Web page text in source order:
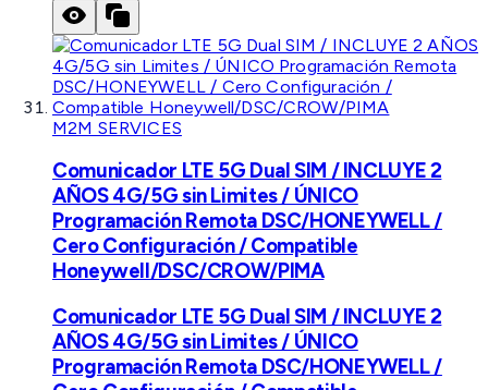
M2M SERVICES
Comunicador LTE 5G Dual SIM / INCLUYE 2
AÑOS 4G/5G sin Limites / ÚNICO
Programación Remota DSC/HONEYWELL /
Cero Configuración / Compatible
Honeywell/DSC/CROW/PIMA
Comunicador LTE 5G Dual SIM / INCLUYE 2
AÑOS 4G/5G sin Limites / ÚNICO
Programación Remota DSC/HONEYWELL /